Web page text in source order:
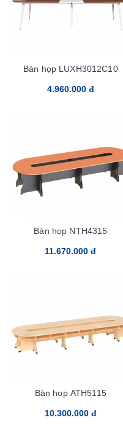
Bàn họp LUXH3012C10
4.960.000 đ
Bàn họp NTH4315
11.670.000 đ
Bàn họp ATH5115
10.300.000 đ